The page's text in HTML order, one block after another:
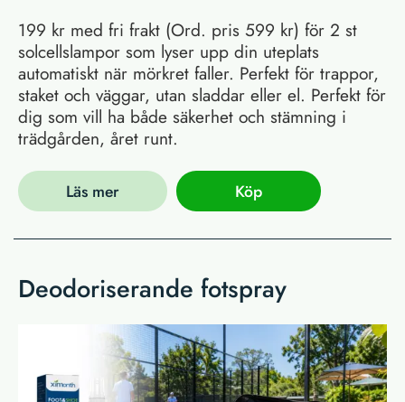
199 kr med fri frakt (Ord. pris 599 kr) för 2 st
solcellslampor som lyser upp din uteplats
automatiskt när mörkret faller. Perfekt för trappor,
staket och väggar, utan sladdar eller el. Perfekt för
dig som vill ha både säkerhet och stämning i
trädgården, året runt.
Läs mer Köp
Deodoriserande fotspray